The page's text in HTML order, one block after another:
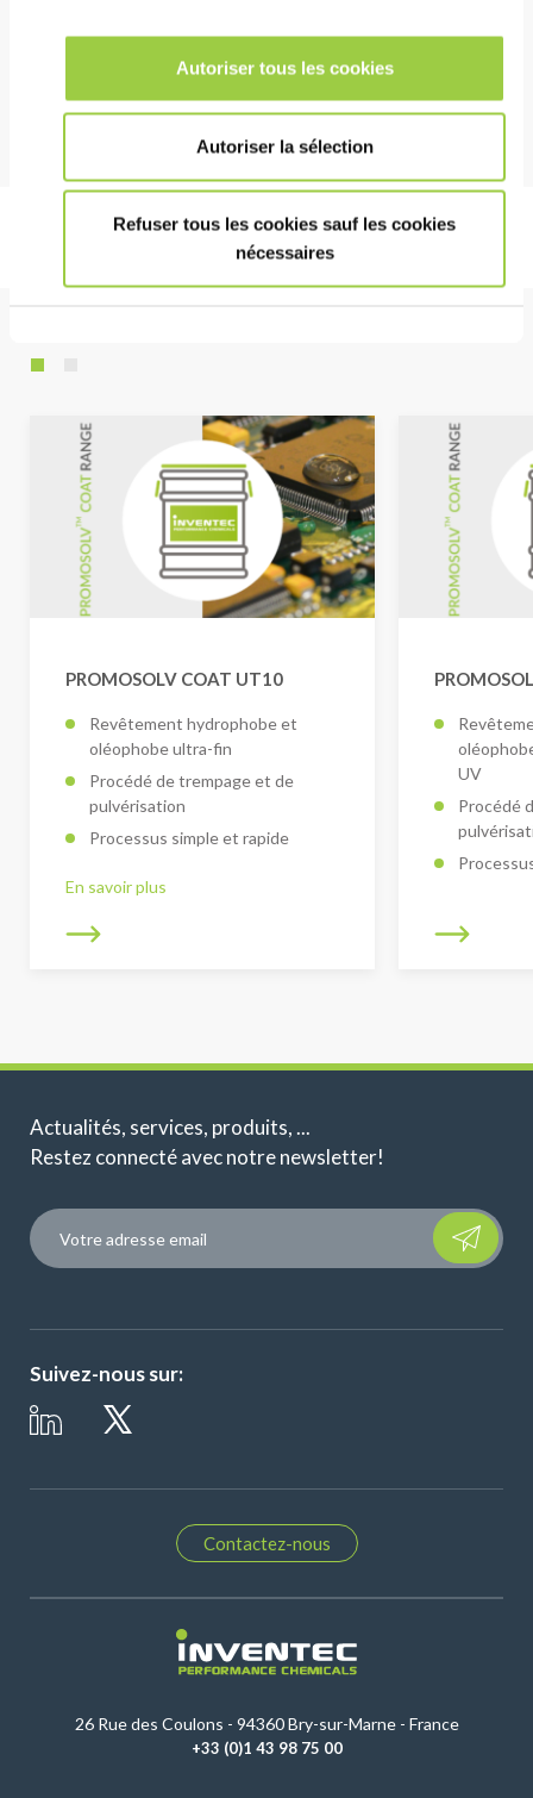
Autoriser tous les cookies
Autoriser la sélection
Refuser tous les cookies sauf les cookies
nécessaires
Aucune substance CMR
Ininflammable
PROMOSOLV COAT UT10
Revêtement hydrophobe et
oléophobe ultra-fin
Procédé de trempage et de
pulvérisation
Processus simple et rapide
En savoir plus
UV
Procédé
Actualités, services, produits, ...
Restez connecté avec notre newsletter!
Please
Suivez-nous sur:
Contactez-nous
26 Rue des Coulons - 94360 Bry-sur-Marne - France
+33 (0)1 43 98 75 00